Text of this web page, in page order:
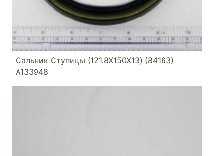
Сальник Ступицы (121.8X150X13) (84163)
A133948